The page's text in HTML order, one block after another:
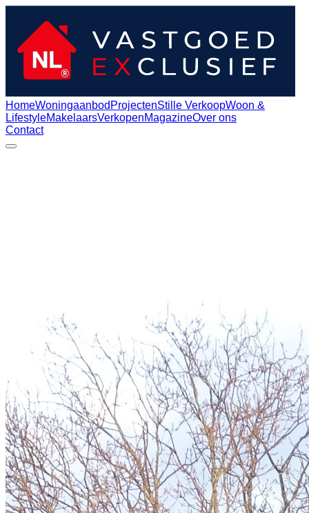
HomeWoningaanbod ProjectenStille VerkoopWoon &
LifestyleMakelaarsVerkopenMagazineOver ons
Contact